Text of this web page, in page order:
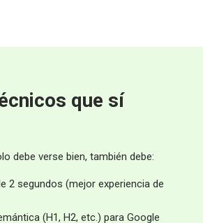
que sí
debe verse bien, también debe:
2 segundos (mejor experiencia de
(H1, H2, etc.) para Google